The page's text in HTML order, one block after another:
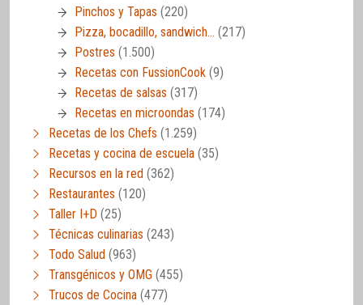
Pinchos y Tapas (220)
Pizza, bocadillo, sandwich… (217)
Postres (1.500)
Recetas con FussionCook (9)
Recetas de salsas (317)
Recetas en microondas (174)
Recetas de los Chefs (1.259)
Recetas y cocina de escuela (35)
Recursos en la red (362)
Restaurantes (120)
Taller I+D (25)
Técnicas culinarias (243)
Todo Salud (963)
Transgénicos y OMG (455)
Trucos de Cocina (477)